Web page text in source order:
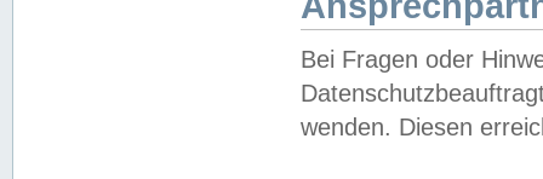
Bei Fragen oder
wenden. Diesen